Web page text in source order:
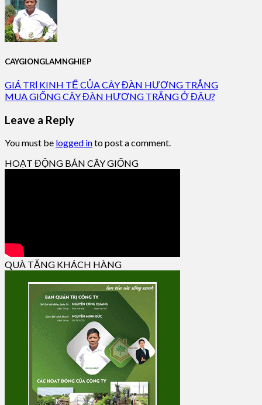
CAYGIONGLAMNGHIEP
GIÁ TRỊ KINH TẾ CỦA CÂY ĐÀN HƯƠNG TRẮNG
MUA GIỐNG CÂY ĐÀN HƯƠNG TRẮNG Ở ĐÂU?
Leave a Reply
You must be logged into post a comment.
HOẠT ĐỘNG BÁN CÂY GIỐNG
QUÀ TẶNG KHÁCH HÀNG